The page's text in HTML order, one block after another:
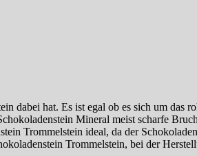
dabei hat. Es ist egal ob es sich um das
Mineral meist scharfe
Trommelstein ideal, da der
Trommelstein, bei der